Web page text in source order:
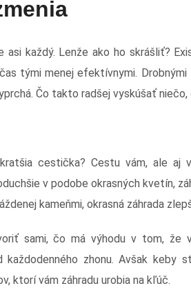
asi každý. Lenže ako ho skrášliť?
tými menej efektívnymi. Drobnými
Čo takto radšej vyskúšať niečo,
cestička? Cestu vám, ale aj
v podobe okrasných kvetín,
kameňmi, okrasná záhrada
sami, čo má výhodu v tom,
zhonu. Avšak keby
ktorí vám záhradu urobia na kľúč.